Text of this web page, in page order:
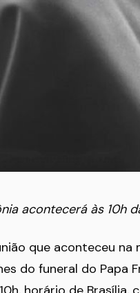
acontecerá às 10h
que aconteceu
do funeral do Papa